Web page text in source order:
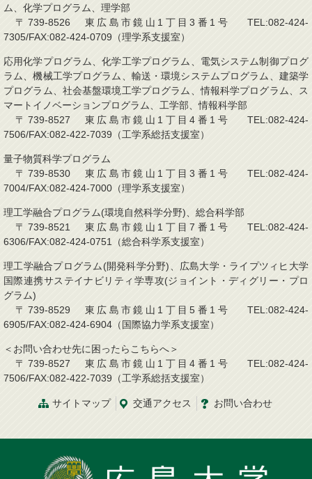
ム、化学プログラム、理学部
〒739-8526 東広島市鏡山1丁目3番1号 TEL:082-424-
7305/FAX:082-424-0709（理学系支援室）
応用化学プログラム、化学工学プログラム、電気システム制御プログ
ラム、機械工学プログラム、輸送・環境システムプログラム、建築学
プログラム、社会基盤環境工学プログラム、情報科学プログラム、ス
マートイノベーションプログラム、工学部、情報科学部
〒739-8527 東広島市鏡山1丁目4番1号 TEL:082-424-
7506/FAX:082-422-7039（工学系総括支援室）
量子物質科学プログラム
〒739-8530 東広島市鏡山1丁目3番1号 TEL:082-424-
7004/FAX:082-424-7000（理学系支援室）
理工学融合プログラム(環境自然科学分野)、総合科学部
〒739-8521 東広島市鏡山1丁目7番1号 TEL:082-424-
6306/FAX:082-424-0751（総合科学系支援室）
理工学融合プログラム(開発科学分野)、広島大学・ライプツィヒ大学
国際連携サステイナビリティ学専攻(ジョイント・ディグリー・プロ
グラム)
〒739-8529 東広島市鏡山1丁目5番1号 TEL:082-424-
6905/FAX:082-424-6904（国際協力学系支援室）
＜お問い合わせ先に困ったらこちらへ＞
〒739-8527 東広島市鏡山1丁目4番1号 TEL:082-424-
7506/FAX:082-422-7039（工学系総括支援室）
サイトマップ 交通アクセス お問い合わせ